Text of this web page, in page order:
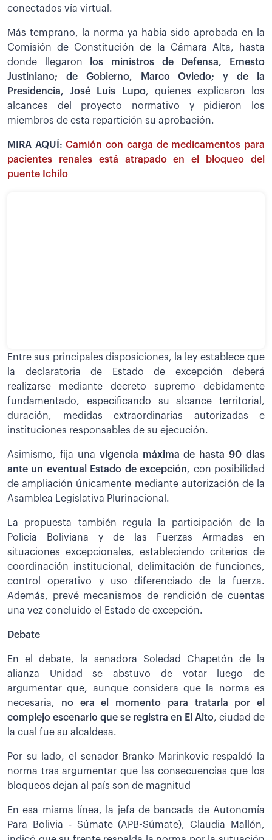
conectados vía virtual.
Más temprano, la norma ya había sido aprobada en la
Comisión de Constitución de la Cámara Alta, hasta
donde llegaron los ministros de Defensa, Ernesto
Justiniano; de Gobierno, Marco Oviedo; y de la
Presidencia, José Luis Lupo, quienes explicaron los
alcances del proyecto normativo y pidieron los
miembros de esta repartición su aprobación.
MIRA AQUÍ:Camión con carga de medicamentos para
pacientes renales está atrapado en el bloqueo del
puente Ichilo
Entre sus principales disposiciones, la ley establece que
la declaratoria de Estado de excepción deberá
realizarse mediante decreto supremo debidamente
fundamentado, especificando su alcance territorial,
duración, medidas extraordinarias autorizadas e
instituciones responsables de su ejecución.
Asimismo, fija una vigencia máxima de hasta 90 días
ante un eventual Estado de excepción, con posibilidad
de ampliación únicamente mediante autorización de la
Asamblea Legislativa Plurinacional.
La propuesta también regula la participación de la
Policía Boliviana y de las Fuerzas Armadas en
situaciones excepcionales, estableciendo criterios de
coordinación institucional, delimitación de funciones,
control operativo y uso diferenciado de la fuerza.
Además, prevé mecanismos de rendición de cuentas
una vez concluido el Estado de excepción.
Debate
En el debate, la senadora Soledad Chapetón de la
alianza Unidad se abstuvo de votar luego de
argumentar que, aunque considera que la norma es
necesaria, no era el momento para tratarla por el
complejo escenario que se registra en El Alto, ciudad de
la cual fue su alcaldesa.
Por su lado, el senador Branko Marinkovic respaldó la
norma tras argumentar que las consecuencias que los
bloqueos dejan al país son de magnitud
En esa misma línea, la jefa de bancada de Autonomía
Para Bolivia - Súmate (APB-Súmate), Claudia Mallón,